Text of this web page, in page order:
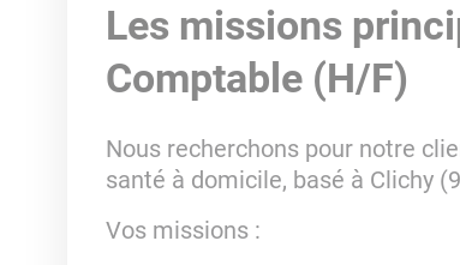
Les missions
Comptable (H/F)
Nous recherchons pour notre
santé à domicile, basé à Clichy
Vos missions :